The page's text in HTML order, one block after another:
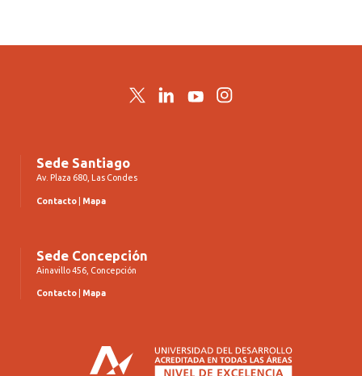
TwitterLinkedInYouTubeInstagram
Sede Santiago
Av. Plaza 680, Las Condes
Contacto Mapa
Sede Concepción
Ainavillo 456, Concepción
Contacto Mapa